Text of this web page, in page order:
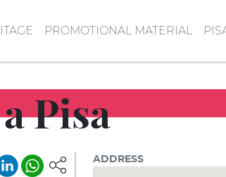
PROMOTIONAL MATERIAL
Pisa
ADDRESS